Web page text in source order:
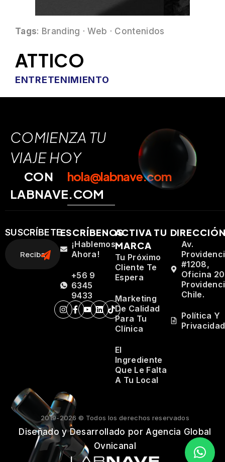
Tags: Branding · Web · Contenidos
ATTICO
ENTRETENIMIENTO
COMIENZA TU
VIAJE HOY
CON
LABNAVE.COM
hola@labnave.com
SUSCRÍBETEESCRÍBENOS
¡Hablemos
Ahora!
+56 9
6345
9433
ACTIVA TU
MARCA
Tu Próximo
Cliente Te
Espera
Marketing
De Calidad
Para Tu
Clínica
El
Ingrediente
Que Le Falta
A Tu Local
Av.
#1208,
Oficina
Chile.
Política Y
Privacidad
2019-2026 © Todos los derechos reservados
Diseñado y Desarrollado por Agencia Global
Ovnicanal